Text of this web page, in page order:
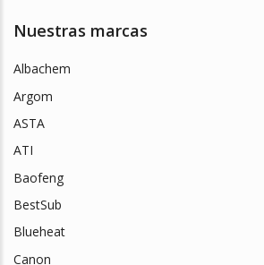
Nuestras marcas
Albachem
Argom
ASTA
ATI
Baofeng
BestSub
Blueheat
Canon